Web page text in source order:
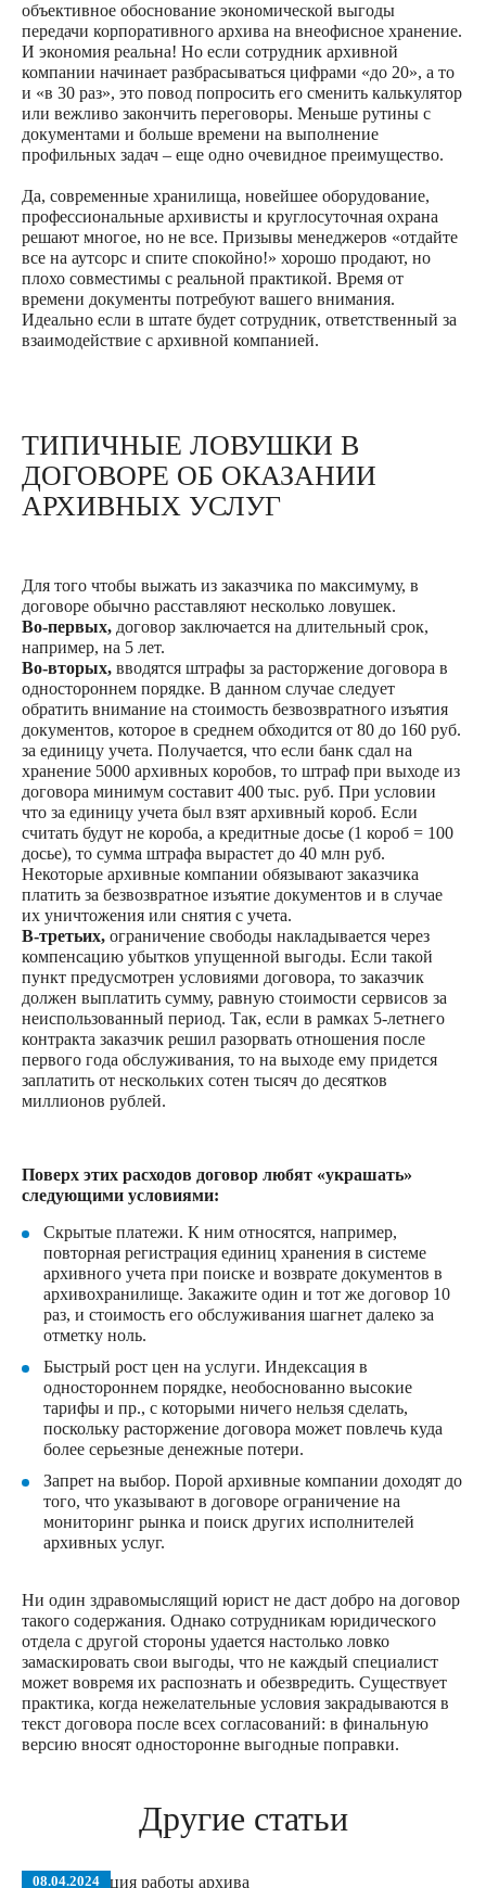
объективное обоснование экономической выгоды
передачи корпоративного архива на внеофисное хранение.
И экономия реальна! Но если сотрудник архивной
компании начинает разбрасываться цифрами «до 20», а то
и «в 30 раз», это повод попросить его сменить калькулятор
или вежливо закончить переговоры. Меньше рутины с
документами и больше времени на выполнение
профильных задач – еще одно очевидное преимущество.
Да, современные хранилища, новейшее оборудование,
профессиональные архивисты и круглосуточная охрана
решают многое, но не все. Призывы менеджеров «отдайте
все на аутсорс и спите спокойно!» хорошо продают, но
плохо совместимы с реальной практикой. Время от
времени документы потребуют вашего внимания.
Идеально если в штате будет сотрудник, ответственный за
взаимодействие с архивной компанией.
ТИПИЧНЫЕ ЛОВУШКИ В
ДОГОВОРЕ ОБ ОКАЗАНИИ
АРХИВНЫХ УСЛУГ
Для того чтобы выжать из заказчика по максимуму, в
договоре обычно расставляют несколько ловушек.
Во-первых, договор заключается на длительный срок,
например, на 5 лет.
Во-вторых, вводятся штрафы за расторжение договора в
одностороннем порядке. В данном случае следует
обратить внимание на стоимость безвозвратного изъятия
документов, которое в среднем обходится от 80 до 160 руб.
за единицу учета. Получается, что если банк сдал на
хранение 5000 архивных коробов, то штраф при выходе из
договора минимум составит 400 тыс. руб. При условии
что за единицу учета был взят архивный короб. Если
считать будут не короба, а кредитные досье (1 короб = 100
досье), то сумма штрафа вырастет до 40 млн руб.
Некоторые архивные компании обязывают заказчика
платить за безвозвратное изъятие документов и в случае
их уничтожения или снятия с учета.
В-третьих, ограничение свободы накладывается через
компенсацию убытков упущенной выгоды. Если такой
пункт предусмотрен условиями договора, то заказчик
должен выплатить сумму, равную стоимости сервисов за
неиспользованный период. Так, если в рамках 5-летнего
контракта заказчик решил разорвать отношения после
первого года обслуживания, то на выходе ему придется
заплатить от нескольких сотен тысяч до десятков
миллионов рублей.
Поверх этих расходов договор любят «украшать»
следующими условиями:
Скрытые платежи. К ним относятся, например,
повторная регистрация единиц хранения в системе
архивного учета при поиске и возврате документов в
архивохранилище. Закажите один и тот же договор 10
раз, и стоимость его обслуживания шагнет далеко за
отметку ноль.
Быстрый рост цен на услуги. Индексация в
одностороннем порядке, необоснованно высокие
тарифы и пр., с которыми ничего нельзя сделать,
поскольку расторжение договора может повлечь куда
более серьезные денежные потери.
Запрет на выбор. Порой архивные компании доходят до
того, что указывают в договоре ограничение на
мониторинг рынка и поиск других исполнителей
архивных услуг.
Ни один здравомыслящий юрист не даст добро на договор
такого содержания. Однако сотрудникам юридического
отдела с другой стороны удается настолько ловко
замаскировать свои выгоды, что не каждый специалист
может вовремя их распознать и обезвредить. Существует
практика, когда нежелательные условия закрадываются в
текст договора после всех согласований: в финальную
версию вносят односторонне выгодные поправки.
Другие статьи
08.04.2024